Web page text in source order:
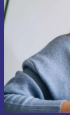
Informace o
Zásadách